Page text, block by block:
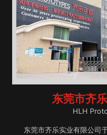
东莞市齐
HLH
东莞市齐乐实业有限公司